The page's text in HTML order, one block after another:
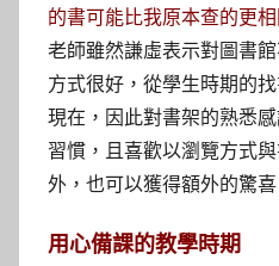
的書可能比我原本查的更
老師雖然謙虛表示對圖書
方式很好，從學生時期的
現在，因此對書架的熟悉
習慣，且喜歡以瀏覽方式
外，也可以獲得額外的驚喜
用心備課的教學時期